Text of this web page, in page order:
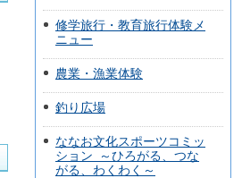
修学旅行・教育旅行体験メ
ニュー
農業・漁業体験
釣り広場
ななお文化スポーツコミッ
ション_～ひろがる、つな
がる、わくわく～